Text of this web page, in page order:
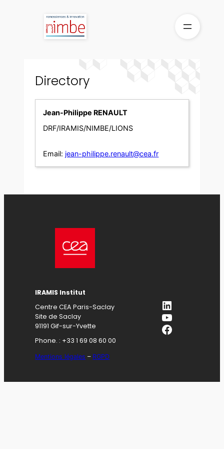
Directory
Jean-Philippe RENAULT
DRF/IRAMIS/NIMBE/LIONS
Email: jean-philippe.renault@cea.fr
IRAMIS Institut
Centre CEA Paris-Saclay
Site de Saclay
91191 Gif-sur-Yvette
Phone. : +33 1 69 08 60 00
Mentions légales – RGPD
LinkedIn
YouTube
Facebook